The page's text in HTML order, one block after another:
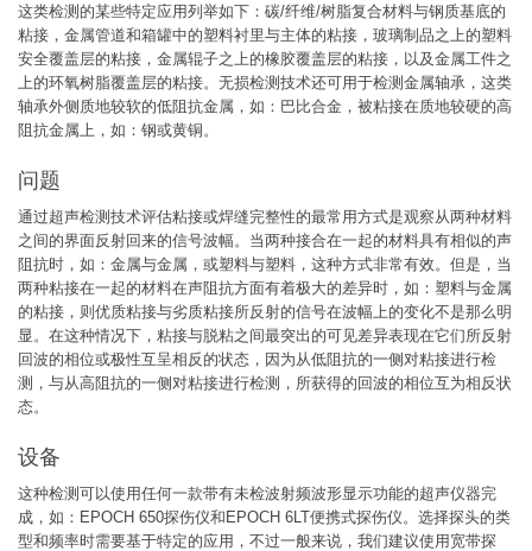
这类检测的某些特定应用列举如下：碳/纤维/树脂复合材料与钢质基底的
粘接，金属管道和箱罐中的塑料衬里与主体的粘接，玻璃制品之上的塑料
安全覆盖层的粘接，金属辊子之上的橡胶覆盖层的粘接，以及金属工件之
上的环氧树脂覆盖层的粘接。无损检测技术还可用于检测金属轴承，这类
轴承外侧质地较软的低阻抗金属，如：巴比合金，被粘接在质地较硬的高
阻抗金属上，如：钢或黄铜。
问题
通过超声检测技术评估粘接或焊缝完整性的最常用方式是观察从两种材料
之间的界面反射回来的信号波幅。当两种接合在一起的材料具有相似的声
阻抗时，如：金属与金属，或塑料与塑料，这种方式非常有效。但是，当
两种粘接在一起的材料在声阻抗方面有着极大的差异时，如：塑料与金属
的粘接，则优质粘接与劣质粘接所反射的信号在波幅上的变化不是那么明
显。在这种情况下，粘接与脱粘之间最突出的可见差异表现在它们所反射
回波的相位或极性互呈相反的状态，因为从低阻抗的一侧对粘接进行检
测，与从高阻抗的一侧对粘接进行检测，所获得的回波的相位互为相反状
态。
设备
这种检测可以使用任何一款带有未检波射频波形显示功能的超声仪器完
成，如：EPOCH 650探伤仪和EPOCH 6LT便携式探伤仪。选择探头的类
型和频率时需要基于特定的应用，不过一般来说，我们建议使用宽带探